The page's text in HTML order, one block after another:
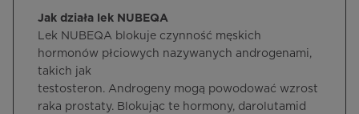
Jak działa lek NUBEQA
Lek NUBEQA blokuje czynność męskich
hormonów płciowych nazywanych androgenami,
takich jak
testosteron. Androgeny mogą powodować wzrost
raka prostaty. Blokując te hormony, darolutamid